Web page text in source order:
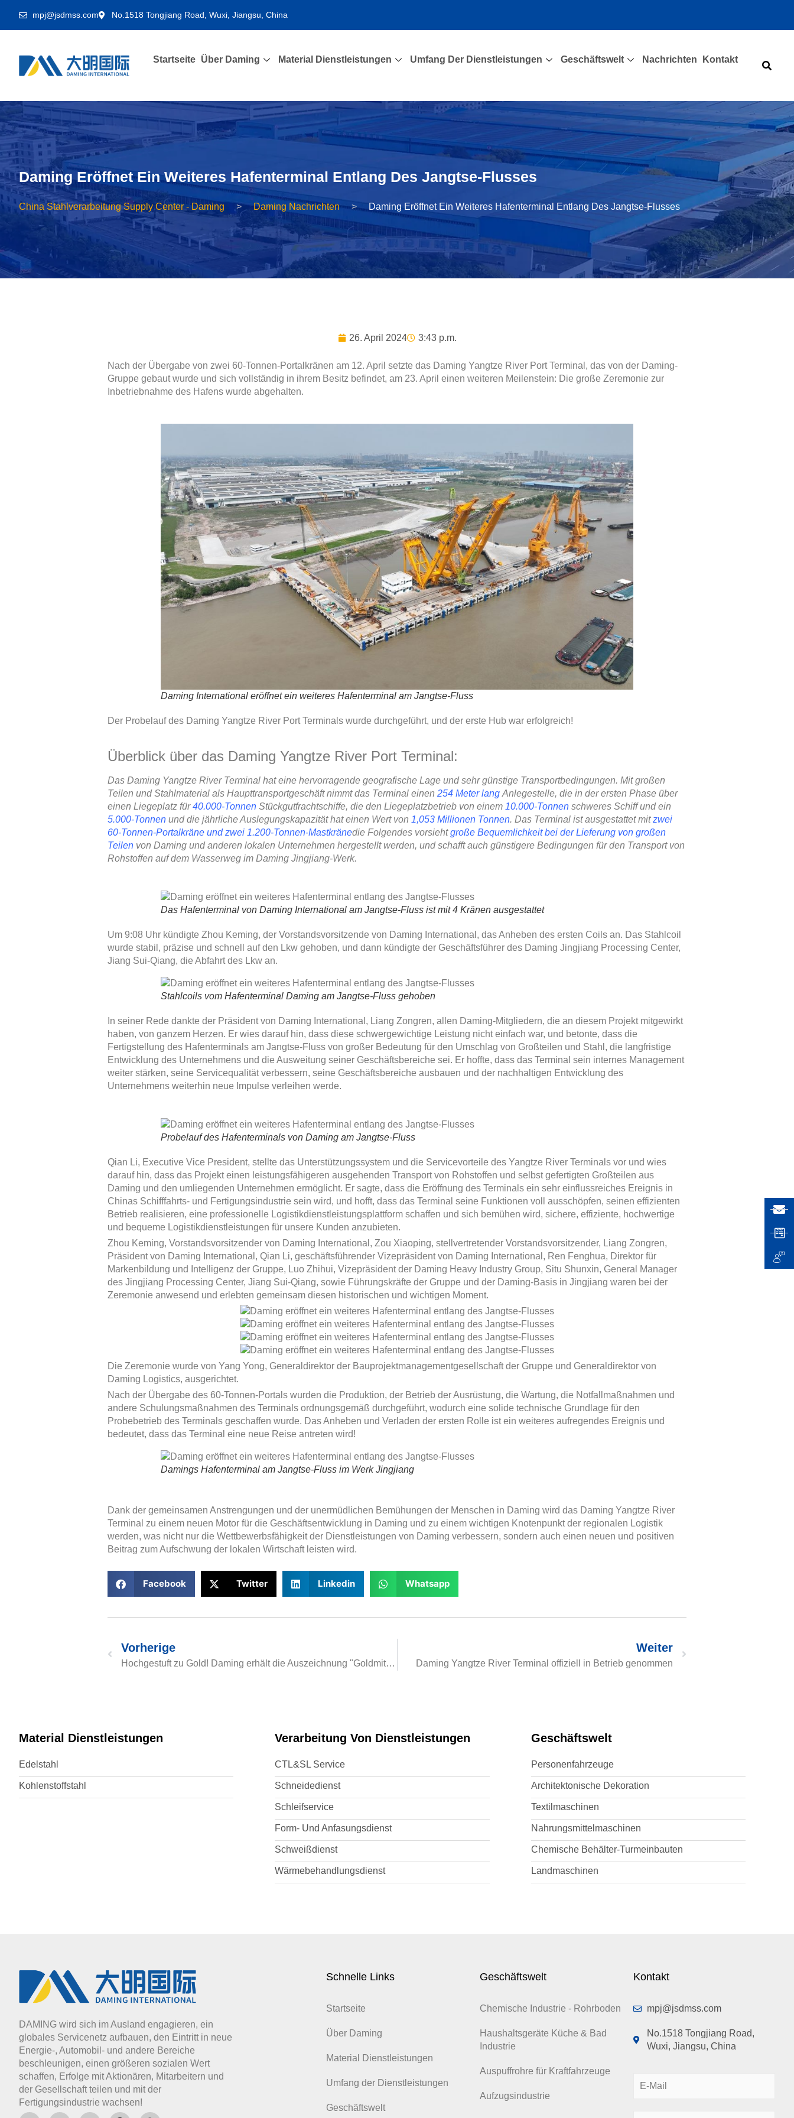
mpj@jsdmss.com No.1518 Tongjiang Road, Wuxi, Jiangsu, China
Startseite Über Daming Material Dienstleistungen Umfang Der Dienstleistungen Geschäftswelt Nachrichten Kontakt
Daming Eröffnet Ein Weiteres Hafenterminal Entlang Des Jangtse-Flusses
China Stahlverarbeitung Supply Center - Daming Daming Nachrichten Daming Eröffnet Ein Weiteres Hafenterminal Entlang Des Jangtse-Flusses
26. April 2024 3:43 p.m.
Nach der Übergabe von zwei 60-Tonnen-Portalkränen am 12. April setzte das Daming Yangtze River Port Terminal, das von der Daming-
Gruppe gebaut wurde und sich vollständig in ihrem Besitz befindet, am 23. April einen weiteren Meilenstein: Die große Zeremonie zur
Inbetriebnahme des Hafens wurde abgehalten.
Daming International eröffnet ein weiteres Hafenterminal am Jangtse-Fluss
Der Probelauf des Daming Yangtze River Port Terminals wurde durchgeführt, und der erste Hub war erfolgreich!
Überblick über das Daming Yangtze River Port Terminal:
Das Daming Yangtze River Terminal hat eine hervorragende geografische Lage und sehr günstige Transportbedingungen. Mit großen
Teilen und Stahlmaterial als Haupttransportgeschäft nimmt das Terminal einen 254 Meter lang Anlegestelle, die in der ersten Phase über
einen Liegeplatz für40.000-Tonnen Stückgutfrachtschiffe, die den Liegeplatzbetrieb von einem 10.000-Tonnen schweres Schiff und ein
5.000-Tonnen und die jährliche Auslegungskapazität hat einen Wert von 1,053 Millionen Tonnen. Das Terminal ist ausgestattet mitzwei
60-Tonnen-Portalkräne und zwei 1.200-Tonnen-Mastkränedie Folgendes vorsiehtgroße Bequemlichkeit bei der Lieferung von großen
Teilen von Daming und anderen lokalen Unternehmen hergestellt werden, und schafft auch günstigere Bedingungen für den Transport von
Rohstoffen auf dem Wasserweg im Daming Jingjiang-Werk.
Das Hafenterminal von Daming International am Jangtse-Fluss ist mit 4 Kränen ausgestattet
Um 9:08 Uhr kündigte Zhou Keming, der Vorstandsvorsitzende von Daming International, das Anheben des ersten Coils an. Das Stahlcoil
wurde stabil, präzise und schnell auf den Lkw gehoben, und dann kündigte der Geschäftsführer des Daming Jingjiang Processing Center,
Jiang Sui-Qiang, die Abfahrt des Lkw an.
Stahlcoils vom Hafenterminal Daming am Jangtse-Fluss gehoben
In seiner Rede dankte der Präsident von Daming International, Liang Zongren, allen Daming-Mitgliedern, die an diesem Projekt mitgewirkt
haben, von ganzem Herzen. Er wies darauf hin, dass diese schwergewichtige Leistung nicht einfach war, und betonte, dass die
Fertigstellung des Hafenterminals am Jangtse-Fluss von großer Bedeutung für den Umschlag von Großteilen und Stahl, die langfristige
Entwicklung des Unternehmens und die Ausweitung seiner Geschäftsbereiche sei. Er hoffte, dass das Terminal sein internes Management
weiter stärken, seine Servicequalität verbessern, seine Geschäftsbereiche ausbauen und der nachhaltigen Entwicklung des
Unternehmens weiterhin neue Impulse verleihen werde.
Probelauf des Hafenterminals von Daming am Jangtse-Fluss
Qian Li, Executive Vice President, stellte das Unterstützungssystem und die Servicevorteile des Yangtze River Terminals vor und wies
darauf hin, dass das Projekt einen leistungsfähigeren ausgehenden Transport von Rohstoffen und selbst gefertigten Großteilen aus
Daming und den umliegenden Unternehmen ermöglicht. Er sagte, dass die Eröffnung des Terminals ein sehr einflussreiches Ereignis in
Chinas Schifffahrts- und Fertigungsindustrie sein wird, und hofft, dass das Terminal seine Funktionen voll ausschöpfen, seinen effizienten
Betrieb realisieren, eine professionelle Logistikdienstleistungsplattform schaffen und sich bemühen wird, sichere, effiziente, hochwertige
und bequeme Logistikdienstleistungen für unsere Kunden anzubieten.
Zhou Keming, Vorstandsvorsitzender von Daming International, Zou Xiaoping, stellvertretender Vorstandsvorsitzender, Liang Zongren,
Präsident von Daming International, Qian Li, geschäftsführender Vizepräsident von Daming International, Ren Fenghua, Direktor für
Markenbildung und Intelligenz der Gruppe, Luo Zhihui, Vizepräsident der Daming Heavy Industry Group, Situ Shunxin, General Manager
des Jingjiang Processing Center, Jiang Sui-Qiang, sowie Führungskräfte der Gruppe und der Daming-Basis in Jingjiang waren bei der
Zeremonie anwesend und erlebten gemeinsam diesen historischen und wichtigen Moment.
Die Zeremonie wurde von Yang Yong, Generaldirektor der Bauprojektmanagementgesellschaft der Gruppe und Generaldirektor von
Daming Logistics, ausgerichtet.
Nach der Übergabe des 60-Tonnen-Portals wurden die Produktion, der Betrieb der Ausrüstung, die Wartung, die Notfallmaßnahmen und
andere Schulungsmaßnahmen des Terminals ordnungsgemäß durchgeführt, wodurch eine solide technische Grundlage für den
Probebetrieb des Terminals geschaffen wurde. Das Anheben und Verladen der ersten Rolle ist ein weiteres aufregendes Ereignis und
bedeutet, dass das Terminal eine neue Reise antreten wird!
Damings Hafenterminal am Jangtse-Fluss im Werk Jingjiang
Dank der gemeinsamen Anstrengungen und der unermüdlichen Bemühungen der Menschen in Daming wird das Daming Yangtze River
Terminal zu einem neuen Motor für die Geschäftsentwicklung in Daming und zu einem wichtigen Knotenpunkt der regionalen Logistik
werden, was nicht nur die Wettbewerbsfähigkeit der Dienstleistungen von Daming verbessern, sondern auch einen neuen und positiven
Beitrag zum Aufschwung der lokalen Wirtschaft leisten wird.
Facebook Twitter Linkedin Whatsapp
Vorherige
Hochgestuft zu Gold! Daming erhält die Auszeichnung "Goldmitglied" auf dem australischen Markt
Weiter
Daming Yangtze River Terminal offiziell in Betrieb genommen
Material Dienstleistungen
Edelstahl
Kohlenstoffstahl
Verarbeitung Von Dienstleistungen
CTL&SL Service
Schneidedienst
Schleifservice
Form- Und Anfasungsdienst
Schweißdienst
Wärmebehandlungsdienst
Geschäftswelt
Personenfahrzeuge
Architektonische Dekoration
Textilmaschinen
Nahrungsmittelmaschinen
Chemische Behälter-Turmeinbauten
Landmaschinen
DAMING wird sich im Ausland engagieren, ein
globales Servicenetz aufbauen, den Eintritt in neue
Energie-, Automobil- und andere Bereiche
beschleunigen, einen größeren sozialen Wert
schaffen, Erfolge mit Aktionären, Mitarbeitern und
der Gesellschaft teilen und mit der
Fertigungsindustrie wachsen!
Schnelle Links
Startseite
Über Daming
Material Dienstleistungen
Umfang der Dienstleistungen
Geschäftswelt
Geschäftswelt
Chemische Industrie - Rohrboden
Haushaltsgeräte Küche & Bad
Industrie
Auspuffrohre für Kraftfahrzeuge
Aufzugsindustrie
Kontakt
mpj@jsdmss.com
No.1518 Tongjiang Road,
Wuxi, Jiangsu, China